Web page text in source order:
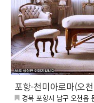
포항-천미아로마(오
경북 포항시 남구 오천읍